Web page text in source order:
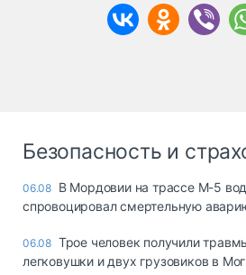
Безопасность и
06.08 В Мордовии на трассе М-5
спровоцировал смертельную
06.08 Трое человек получили
легковушки и двух грузовиков в